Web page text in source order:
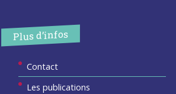
Plus d’infos
Contact
Les publications